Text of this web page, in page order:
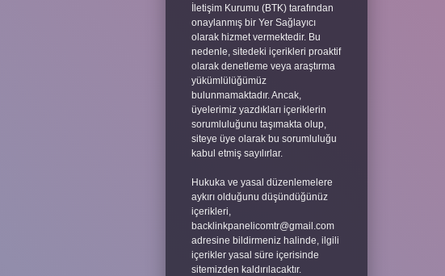
İletişim Kurumu (BTK) tarafından
onaylanmış bir Yer Sağlayıcı
olarak hizmet vermektedir. Bu
nedenle, sitedeki içerikleri proaktif
olarak denetleme veya araştırma
yükümlülüğümüz
bulunmamaktadır. Ancak,
üyelerimiz yazdıkları içeriklerin
sorumluluğunu taşımakta olup,
siteye üye olarak bu sorumluluğu
kabul etmiş sayılırlar.
Hukuka ve yasal düzenlemelere
aykırı olduğunu düşündüğünüz
içerikleri,
backlinkpanelicomtr@gmail.com
adresine bildirmeniz halinde, ilgili
içerikler yasal süre içerisinde
sitemizden kaldırılacaktır.